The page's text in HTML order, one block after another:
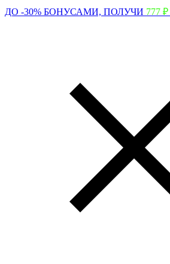
ДО -30% БОНУСАМИ, ПОЛУЧИ 777 ₽